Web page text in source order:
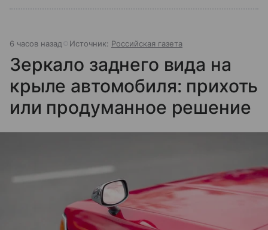
6 часов назад Источник: Российская газета
Зеркало заднего вида на
крыле автомобиля: прихоть
или продуманное решение